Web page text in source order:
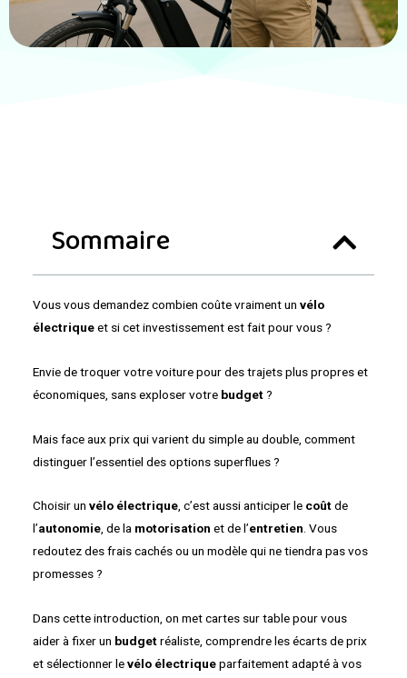
Sommaire
Vous vous demandez combien coûte vraiment un vélo
électriqueet si cet investissement est fait pour vous ?
Envie de troquer votre voiture pour des trajets plus propres et
économiques, sans exploser votre budget?
Mais face aux prix qui varient du simple au double, comment
distinguer l’essentiel des options superflues ?
Choisir un vélo électrique, c’est aussi anticiper le coûtde
l’autonomie, de la motorisation et de l’entretien. Vous
redoutez des frais cachés ou un modèle qui ne tiendra pas vos
promesses ?
Dans cette introduction, on met cartes sur table pour vous
aider à fixer un budgetréaliste, comprendre les écarts de prix
et sélectionner levélo électriqueparfaitement adapté à vos